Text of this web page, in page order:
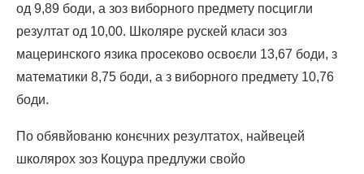
од 9,89 боди, а зоз виборного предмету посцигли
резултат од 10,00. Школяре рускей класи зоз
мацеринского язика просеково освоєли 13,67 боди, з
математики 8,75 боди, а з виборного предмету 10,76
боди.
По обявйованю конєчних резултатох, найвецей
школярох зоз Коцура предлужи свойо